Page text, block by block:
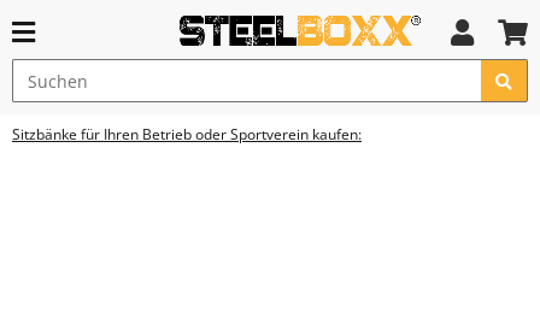
Sitzbänke für Ihren Betrieb oder Sportverein kaufen: